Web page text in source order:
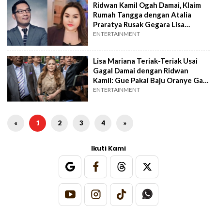
Ridwan Kamil Ogah Damai, Klaim
Rumah Tangga dengan Atalia
Praratya Rusak Gegara Lisa
Mariana
ENTERTAINMENT
Lisa Mariana Teriak-Teriak Usai
Gagal Damai dengan Ridwan
Kamil: Gue Pakai Baju Oranye Gak
Apa!
ENTERTAINMENT
« 1 2 3 4 »
Ikuti Kami